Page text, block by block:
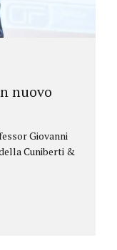
nuovo
Giovanni
Cuniberti &